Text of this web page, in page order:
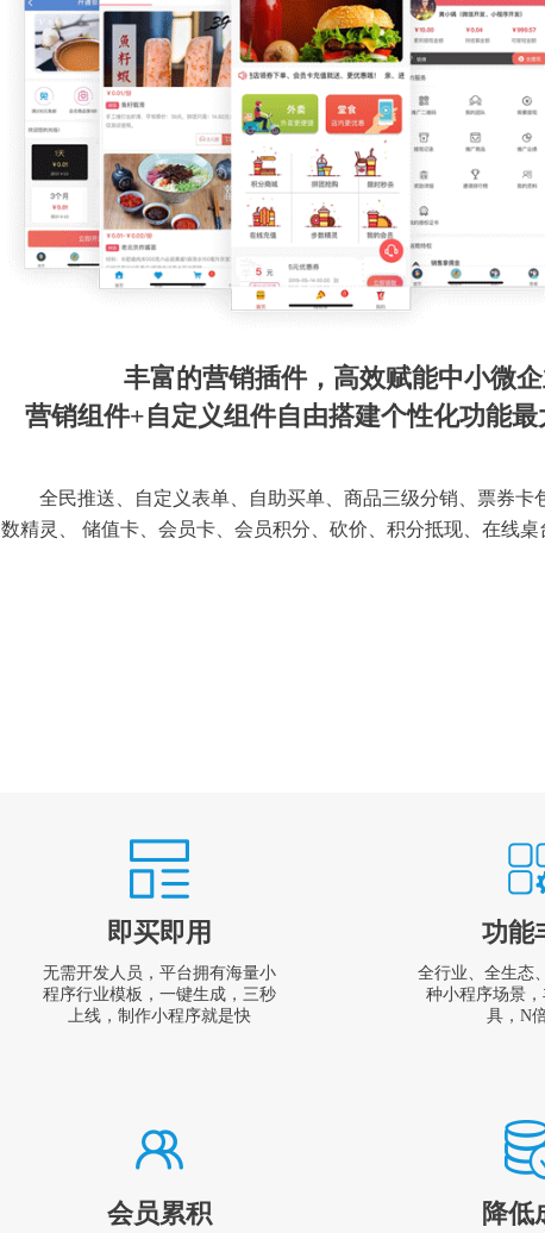
丰富的营销插件，高效赋能中小微
营销组件+自定义组件自由搭建个性化功能
全民推送、自定义表单、自助买单、商品三级分销、票券卡
数精灵、 储值卡、会员卡、会员积分、砍价、积分抵现、在线桌
即买即用
无需开发人员，平台拥有海量小
程序行业模板，一键生成，三秒
上线，制作小程序就是快
功能
全行业、全生态
种小程序场景
具，N
会员累积 降低